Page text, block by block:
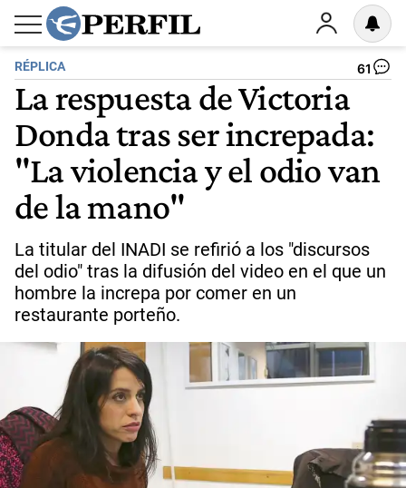
RÉPLICA 61
La respuesta de Victoria
Donda tras ser increpada:
"La violencia y el odio van
de la mano"
La titular del INADI se refirió a los "discursos
del odio" tras la difusión del video en el que un
hombre la increpa por comer en un
restaurante porteño.